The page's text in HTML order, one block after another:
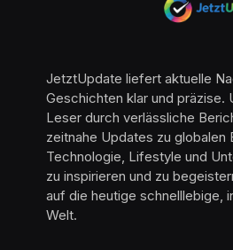
JetztUpdate liefert aktuelle
Geschichten klar und präzise.
Leser durch verlässliche
zeitnahe Updates zu globalen
Technologie, Lifestyle und
zu inspirieren und zu
auf die heutige schnelllebige,
Welt.